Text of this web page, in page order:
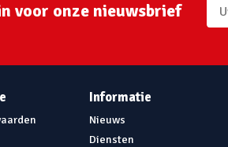
voor onze nieuwsbrief
Informatie
Nieuws
Diensten